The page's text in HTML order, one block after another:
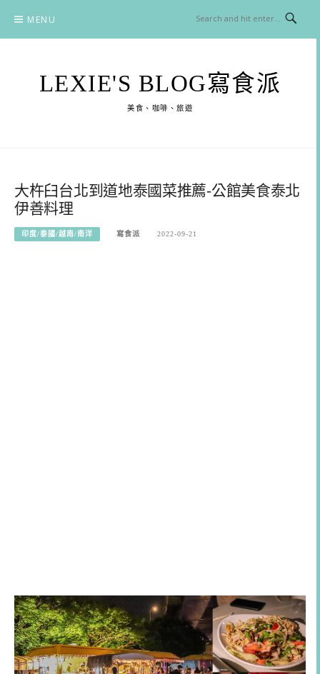
content
MENU
LEXIE'S BLOG寫食派
美食、咖啡、旅遊
大杵臼台北到道地泰國菜推薦-公館美食泰北
伊善料理
印度/泰國/越南/南洋 寫食派 2022-09-21